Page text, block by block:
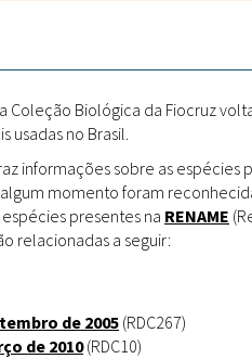
Coleção Biológica da Fiocruz
usadas no Brasil.
informações sobre as espécies
momento foram
presentes na RENAME
relacionadas a seguir:
de 2005 (RDC267)
de 2010(RDC10)